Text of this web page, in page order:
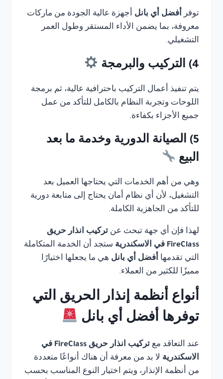
توفر أفضل أي بانل أجهزة عالية الجودة من ماركات
معروفة، بما يضمن الأداء المستقر وطول العمر
التشغيلي.
4) التركيب والبرمجة
يتم تنفيذ أعمال التركيب باحترافية عالية، ثم برمجة
اللوحات وتجربة النظام بالكامل للتأكد من عمل
جميع الأجزاء بكفاءة.
5) الصيانة الدورية وخدمة ما بعد
البيع
وهي من أهم الخدمات التي يحتاجها العميل بعد
التشغيل، لأن أي نظام أمان يحتاج إلى متابعة دورية
للتأكد من الجاهزية الكاملة.
لهذا فإن أي جهة تبحث عن تركيب انذار حريق
FireClass في الاسكندرية
ستجد أن الخدمة المتكاملة
التي تقدمها أفضل أي بانل هي ما يجعلها اختيارًا
مميزًا للكثير من العملاء.
أنواع أنظمة إنذار الحريق التي
توفرها أفضل أي بانل
عند التعاقد مع
تركيب انذار حريق FireClass في
الاسكندرية لا بد من معرفة أن هناك أنواعًا متعددة
من أنظمة الإنذار، ويتم اختيار النوع المناسب بحسب